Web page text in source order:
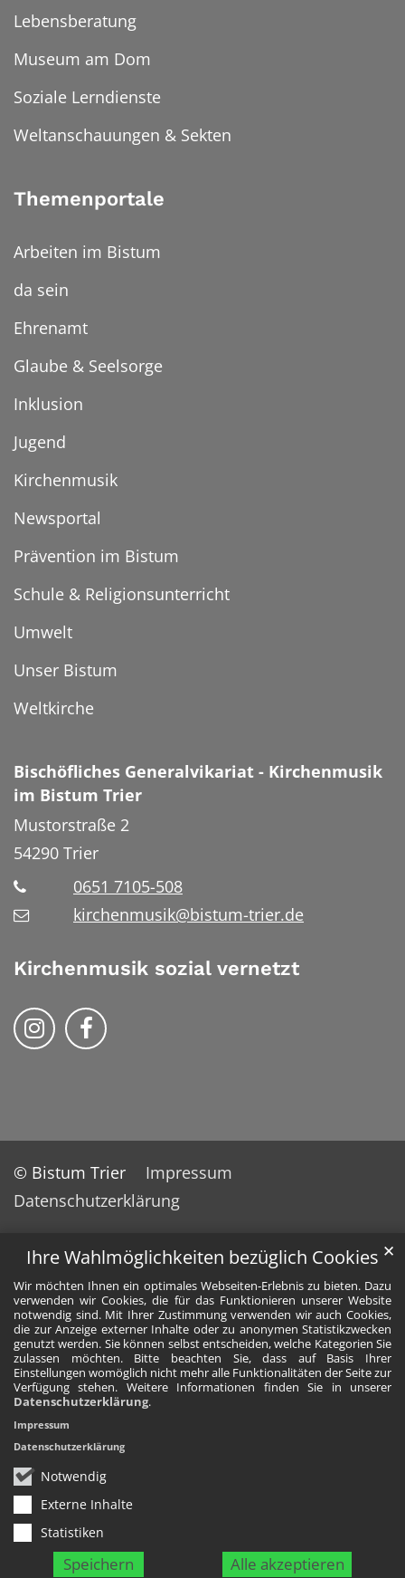
Ihre Wahlmöglichkeiten bezüglich Cookies
Wir möchten Ihnen ein optimales Webseiten-Erlebnis zu bieten. Dazu
verwenden wir Cookies, die für das Funktionieren unserer Website
notwendig sind. Mit Ihrer Zustimmung verwenden wir auch Cookies,
die zur Anzeige externer Inhalte oder zu anonymen Statistikzwecken
genutzt werden. Sie können selbst entscheiden, welche Kategorien Sie
zulassen möchten. Bitte beachten Sie, dass auf Basis Ihrer
Einstellungen womöglich nicht mehr alle Funktionalitäten der Seite zur
Verfügung stehen. Weitere Informationen finden Sie in unserer
Datenschutzerklärung.
Notwendig
Externe Inhalte
Statistiken
Speichern Alle akzeptieren
✕
Impressum
Datenschutzerklärung
Lebensberatung
Museum am Dom
Soziale Lerndienste
Weltanschauungen & Sekten
Themenportale
Arbeiten im Bistum
da sein
Ehrenamt
Glaube & Seelsorge
Inklusion
Jugend
Kirchenmusik
Newsportal
Prävention im Bistum
Schule & Religionsunterricht
Umwelt
Unser Bistum
Weltkirche
Bischöfliches Generalvikariat - Kirchenmusik
im Bistum Trier
Mustorstraße 2
54290 Trier
0651 7105-508
kirchenmusik@bistum-trier.de
Kirchenmusik sozial vernetzt
Kirchenmusik im Bistum Trier auf
Kirchennmusik im Bistum Trier auf
© Bistum Trier
Impressum
Datenschutzerklärung